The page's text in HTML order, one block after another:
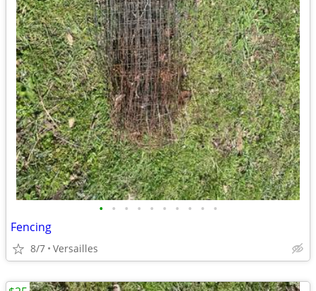
• • • • • • • • • •
Fencing
8/7 Versailles